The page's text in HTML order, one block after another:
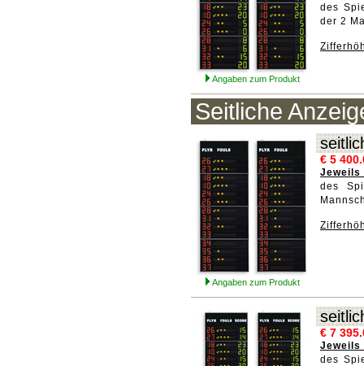
Angaben zum Produkt
des
der 2
Seitliche
Angaben zum Produkt
€ 5
des
€ 7
des